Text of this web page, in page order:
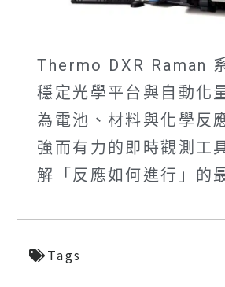
Thermo DXR Raman
穩定光學平台與自動化
為電池、材料與化學反
強而有力的即時觀測工
解「反應如何進行」的
Tags